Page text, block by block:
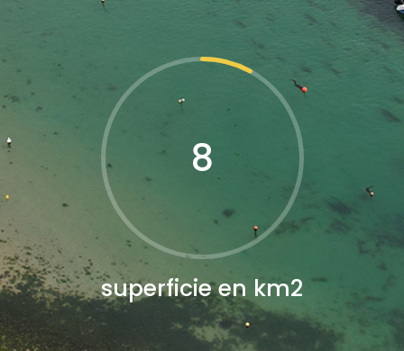
8
superficie en km2